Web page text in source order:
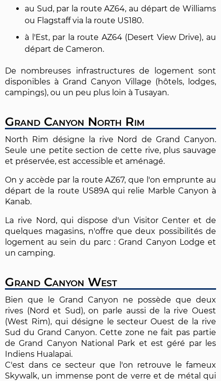
au Sud, par la route AZ64, au départ de Williams
ou Flagstaff via la route US180.
à l'Est, par la route AZ64 (Desert View Drive), au
départ de Cameron.
De nombreuses infrastructures de logement sont
disponibles à Grand Canyon Village (hôtels, lodges,
campings), ou un peu plus loin à Tusayan.
Grand Canyon North Rim
North Rim désigne la rive Nord de Grand Canyon.
Seule une petite section de cette rive, plus sauvage
et préservée, est accessible et aménagé.
On y accède par la route AZ67, que l'on emprunte au
départ de la route US89A qui relie Marble Canyon à
Kanab.
La rive Nord, qui dispose d'un Visitor Center et de
quelques magasins, n'offre que deux possibilités de
logement au sein du parc : Grand Canyon Lodge et
un camping.
Grand Canyon West
Bien que le Grand Canyon ne possède que deux
rives (Nord et Sud), on parle aussi de la rive Ouest
(West Rim), qui désigne le secteur Ouest de la rive
Sud du Grand Canyon. Cette zone ne fait pas partie
de Grand Canyon National Park et est géré par les
Indiens Hualapai.
C'est dans ce secteur que l'on retrouve le fameux
Skywalk, un immense pont de verre et de métal qui